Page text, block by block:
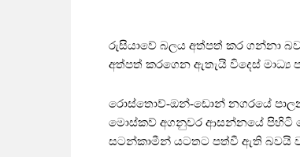
රුසියාවේ බලය අත්පත් කර ගන්නා
අත්පත් කරගෙන ඇතැයි විදෙස් මාධ්‍ය
රොස්තොව්-ඔන්-ඩොන් නගරයේ
මොස්කව් අගනුවර ආසන්නයේ පිහිටි
සටන්කාමීන් යටතට පත්වී ඇති බවයි